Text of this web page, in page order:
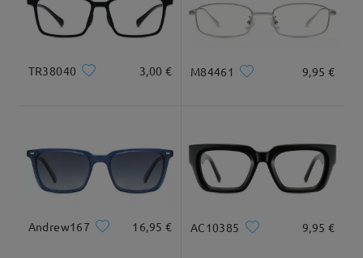
Ancho Total
129mm/ 5.08in
Longitud de Patillas
146mm/ 5.75in
Llegado
TR38040 3,00 € M84461 9,95 €
Andrew167 16,95 € AC10385 9,95 €